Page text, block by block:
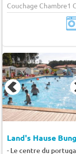
Couchage Chambre1
Land's Hause
- Le centre du